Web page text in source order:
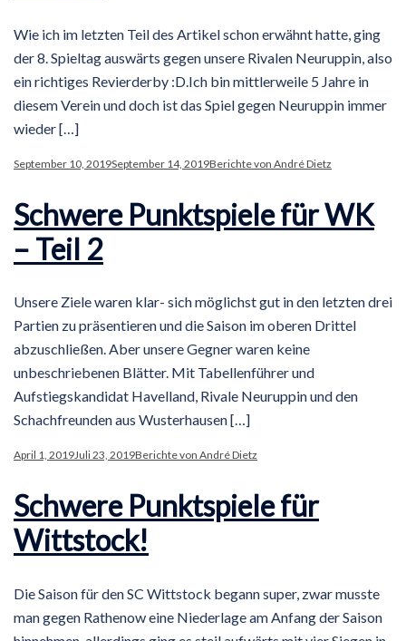
Wie ich im letzten Teil des Artikel schon erwähnt hatte, ging
der 8. Spieltag auswärts gegen unsere Rivalen Neuruppin, also
ein richtiges Revierderby :D.Ich bin mittlerweile 5 Jahre in
diesem Verein und doch ist das Spiel gegen Neuruppin immer
wieder […]
September 10, 2019September 14, 2019Berichte von André Dietz
Schwere Punktspiele für WK
– Teil 2
Unsere Ziele waren klar- sich möglichst gut in den letzten drei
Partien zu präsentieren und die Saison im oberen Drittel
abzuschließen. Aber unsere Gegner waren keine
unbeschriebenen Blätter. Mit Tabellenführer und
Aufstiegskandidat Havelland, Rivale Neuruppin und den
Schachfreunden aus Wusterhausen […]
April 1, 2019Juli 23, 2019Berichte von André Dietz
Schwere Punktspiele für
Wittstock!
Die Saison für den SC Wittstock begann super, zwar musste
man gegen Rathenow eine Niederlage am Anfang der Saison